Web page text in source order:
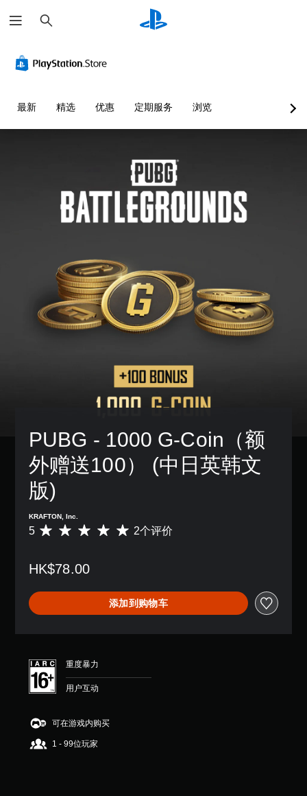
索
最新 精选 优惠 定期服务 浏览
PUBG - 1000 G-Coin（额
外赠送100） (中日英韩文
版)
KRAFTON, Inc.
平
价
颗
星
（
颗
星
，
个
评
价
5 2个评价
HK$78.00
添加到购物车
重度暴力
用户互动
可在游戏内购买
1 - 99位玩家